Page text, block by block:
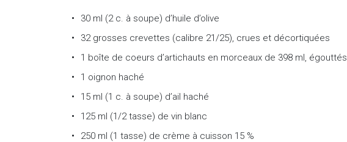
30 ml (2 c. à soupe) d’huile d’olive
32 grosses crevettes (calibre 21/25), crues et décortiquées
1 boîte de coeurs d’artichauts en morceaux de 398 ml, égouttés
1 oignon haché
15 ml (1 c. à soupe) d’ail haché
125 ml (1/2 tasse) de vin blanc
250 ml (1 tasse) de crème à cuisson 15 %